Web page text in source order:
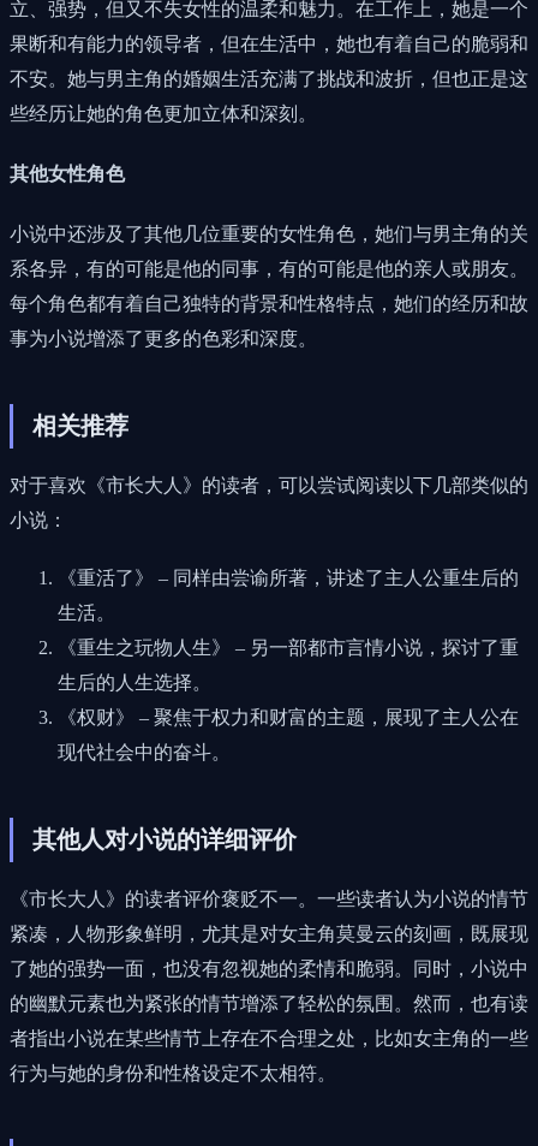
立、强势，但又不失女性的温柔和魅力。在工作上，她是一个
果断和有能力的领导者，但在生活中，她也有着自己的脆弱和
不安。她与男主角的婚姻生活充满了挑战和波折，但也正是这
些经历让她的角色更加立体和深刻。
其他女性角色
小说中还涉及了其他几位重要的女性角色，她们与男主角的关
系各异，有的可能是他的同事，有的可能是他的亲人或朋友。
每个角色都有着自己独特的背景和性格特点，她们的经历和故
事为小说增添了更多的色彩和深度。
相关推荐
对于喜欢《市长大人》的读者，可以尝试阅读以下几部类似的
小说：
《重活了》 – 同样由尝谕所著，讲述了主人公重生后的
生活。
《重生之玩物人生》 – 另一部都市言情小说，探讨了重
生后的人生选择。
《权财》 – 聚焦于权力和财富的主题，展现了主人公在
现代社会中的奋斗。
其他人对小说的详细评价
《市长大人》的读者评价褒贬不一。一些读者认为小说的情节
紧凑，人物形象鲜明，尤其是对女主角莫曼云的刻画，既展现
了她的强势一面，也没有忽视她的柔情和脆弱。同时，小说中
的幽默元素也为紧张的情节增添了轻松的氛围。然而，也有读
者指出小说在某些情节上存在不合理之处，比如女主角的一些
行为与她的身份和性格设定不太相符。